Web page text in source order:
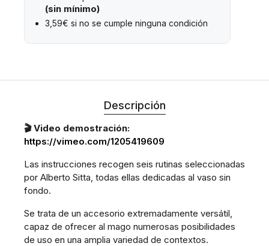
(sin mínimo)
3,59€ si no se cumple ninguna condición
Descripción
🎬 Video demostración:
https://vimeo.com/1205419609
Las instrucciones recogen seis rutinas seleccionadas
por Alberto Sitta, todas ellas dedicadas al vaso sin
fondo.
Se trata de un accesorio extremadamente versátil,
capaz de ofrecer al mago numerosas posibilidades
de uso en una amplia variedad de contextos.